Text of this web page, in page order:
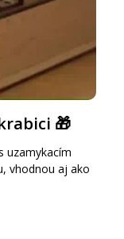
🎁
uzamykacím
vhodnou aj ako